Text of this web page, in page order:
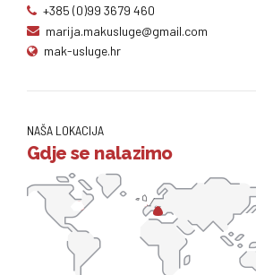
+385 (0)99 3679 460
marija.makusluge@gmail.com
mak-usluge.hr
NAŠA LOKACIJA
Gdje se nalazimo